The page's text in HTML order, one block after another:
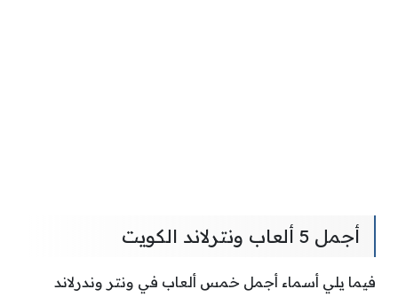
أجمل 5 ألعاب ونترلاند الكويت
فيما يلي أسماء أجمل خمس ألعاب في ونتر وندرلاند